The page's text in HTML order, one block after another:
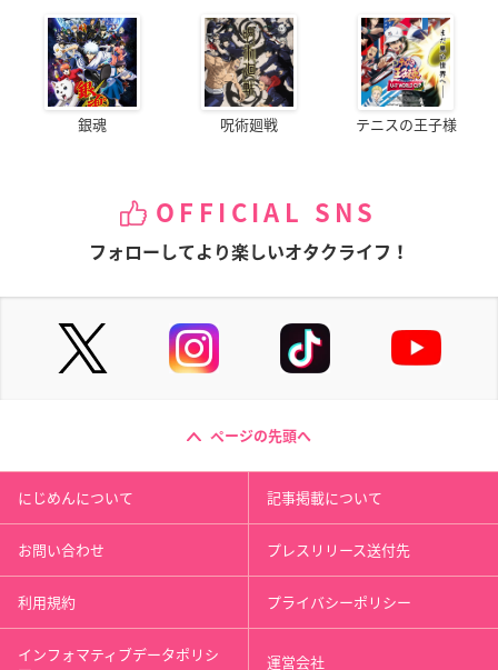
銀魂 呪術廻戦 テニスの王子様
OFFICIAL SNS
フォローしてより楽しいオタクライフ！
ページの先頭へ
にじめんについて 記事掲載について
お問い合わせ プレスリリース送付先
利用規約 プライバシーポリシー
インフォマティブデータポリシ 運営会社